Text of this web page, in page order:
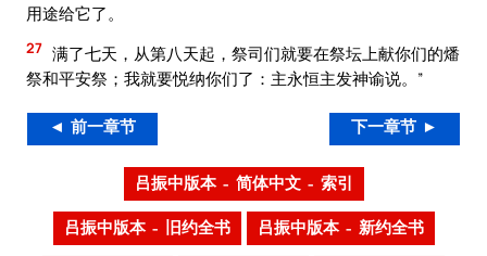
用途给它了。
27 满了七天，从第八天起，祭司们就要在祭坛上献你们的燔
祭和平安祭；我就要悦纳你们了：主永恒主发神谕说。”
◄ 前一章节 下一章节 ►
吕振中版本 – 简体中文 – 索引
吕振中版本 – 旧约全书 吕振中版本 – 新约全书